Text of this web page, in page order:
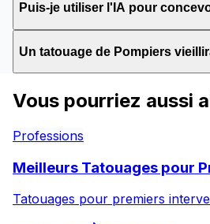
Puis-je utiliser l'IA pour
Un tatouage de Pompiers
Vous pourriez aussi
Professions
Meilleurs Tatouages pour
Tatouages pour premiers